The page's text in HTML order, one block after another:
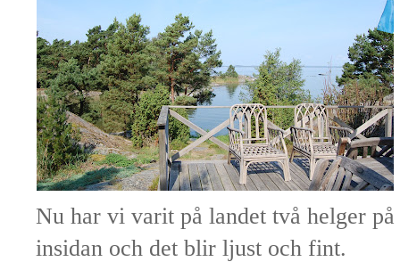
Nu har vi varit på landet två helger
insidan och det blir ljust och fint.